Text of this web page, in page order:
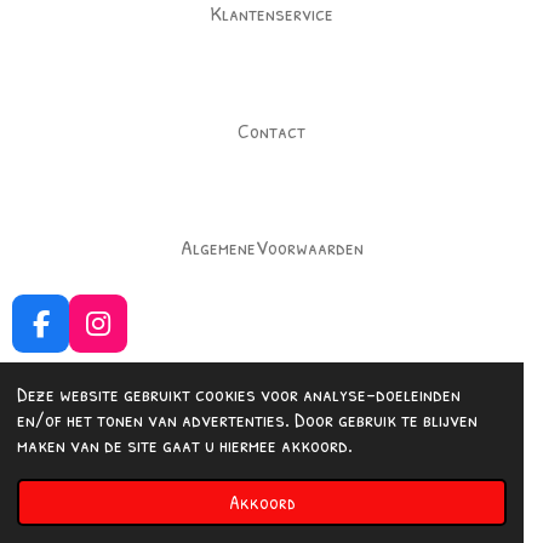
Deze website gebruikt cookies voor analyse-doeleinden
en/of het tonen van advertenties. Door gebruik te blijven
maken van de site gaat u hiermee akkoord.
Akkoord
Klantenservice
Contact
AlgemeneVoorwaarden
F
a
c
e
b
o
o
I
n
s
t
a
g
r
Delen Delen
© 2023 - 2026 Fashionedbysuus